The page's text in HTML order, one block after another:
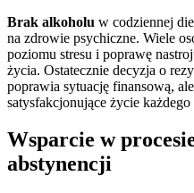
Brak alkoholu w codziennej
na zdrowie psychiczne. Wiele
poziomu stresu i poprawę
życia. Ostatecznie decyzja o
poprawia sytuację finansową,
satysfakcjonujące życie każdego
Wsparcie w
abstynencji